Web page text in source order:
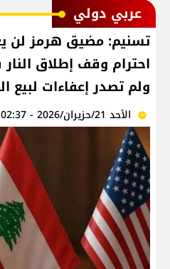
عربي دولي
تسنيم: مضيق هرمز لن
احترام وقف إطلاق
ولم تصدر إعفاءات لبيع
الأحد 21/حزيران/2026 - 02:37 م